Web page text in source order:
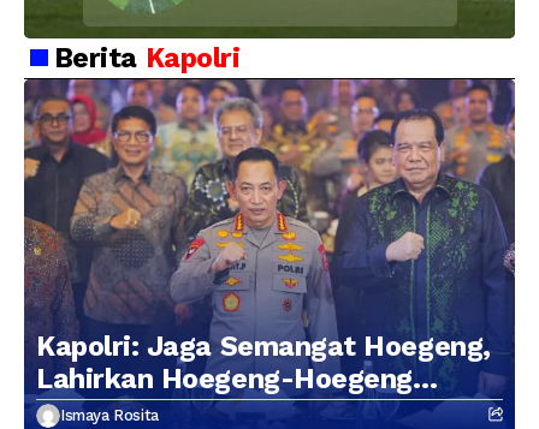
Kebersamaan Personel
Berita Kapolri
Kapolri: Jaga Semangat Hoegeng,
Lahirkan Hoegeng-Hoegeng
Berikutnya
Ismaya Rosita